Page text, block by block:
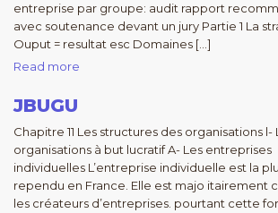
entreprise par groupe: audit rapport
avec soutenance devant un jury Partie 1 La
Ouput = resultat esc Domaines […]
Read more
JBUGU
Chapitre 11 Les structures des organisations l-
organisations à but lucratif A- Les entreprises
individuelles L’entreprise individuelle est la
rependu en France. Elle est majo itairement
les créateurs d’entreprises. pourtant cette